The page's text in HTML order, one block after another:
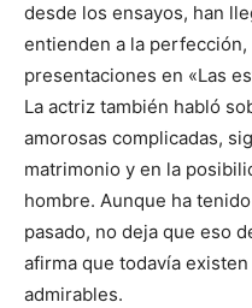
desde los ensayos, han
entienden a la
presentaciones en «Las
La actriz también habló
amorosas complicadas,
matrimonio y en la
hombre. Aunque ha
pasado, no deja que eso
afirma que todavía
admirables.